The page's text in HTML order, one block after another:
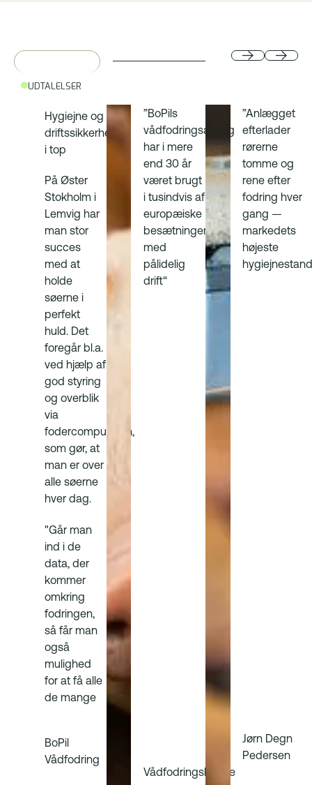
UDTALELSER
Hygiejne og
driftssikkerhed
i top
På Øster
Stokholm i
Lemvig har
man stor
succes
med at
holde
søerne i
perfekt
huld. Det
foregår bl.a.
ved hjælp af
god styring
og overblik
via
fodercomputeren,
som gør, at
man er over
alle søerne
hver dag.
"Går man
ind i de
data, der
kommer
omkring
fodringen,
så får man
også
mulighed
for at få alle
de mange
BoPil
Vådfodring
”BoPils
vådfodringsanlæg
har i mere
end 30 år
været brugt
i tusindvis af
europæiske
besætninger
med
pålidelig
drift“
Vådfodringskunde
”Anlægget
efterlader
rørerne
tomme og
rene efter
fodring hver
gang —
markedets
højeste
Jørn Degn
Pedersen